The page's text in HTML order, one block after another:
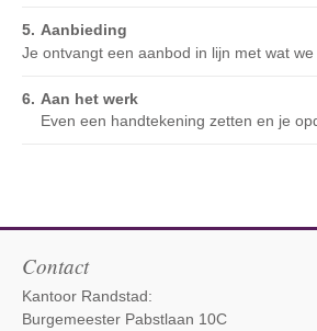
Aanbieding
Je ontvangt een aanbod in lijn met wat we
Aan het werk
Even een handtekening zetten en je
Contact
Kantoor Randstad:
Burgemeester Pabstlaan 10C